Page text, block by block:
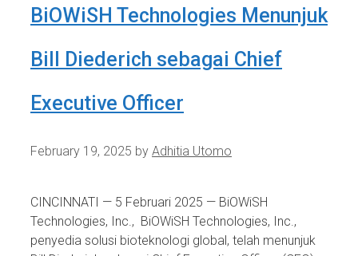
BiOWiSH Technologies Menunjuk
Bill Diederich sebagai Chief
Executive Officer
February 19, 2025 by Adhitia Utomo
CINCINNATI — 5 Februari 2025 — BiOWiSH
Technologies, Inc., BiOWiSH Technologies, Inc.,
penyedia solusi bioteknologi global, telah menunjuk